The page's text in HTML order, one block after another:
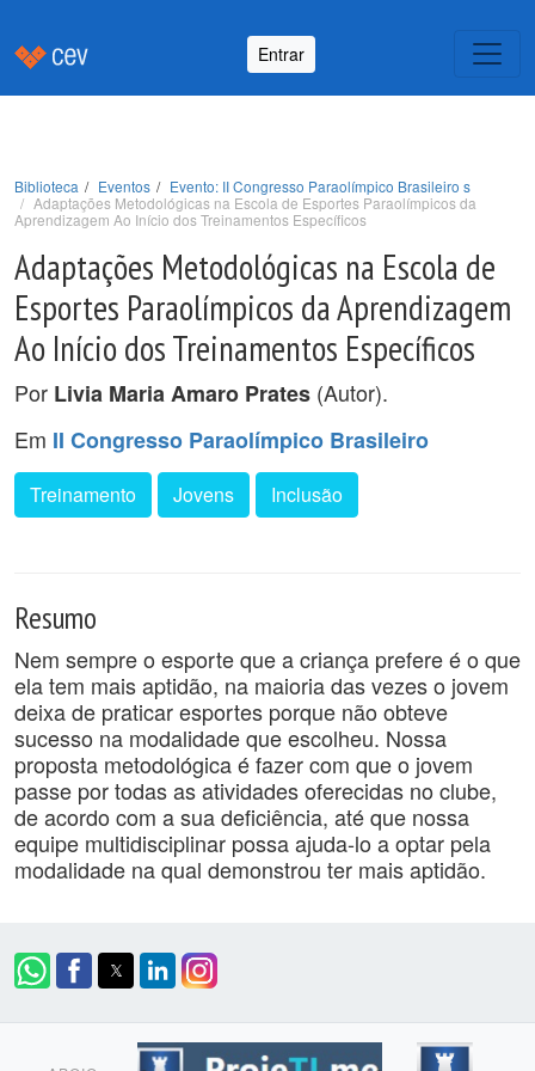
Entrar
Biblioteca Eventos
Evento: II Congresso Paraolímpico Brasileiro s
Adaptações Metodológicas na Escola de Esportes Paraolímpicos da
Aprendizagem Ao Início dos Treinamentos Específicos
Adaptações Metodológicas na Escola de
Esportes Paraolímpicos da Aprendizagem
Ao Início dos Treinamentos Específicos
Por Livia Maria Amaro Prates (Autor).
Em II Congresso Paraolímpico Brasileiro
Treinamento Jovens Inclusão
Resumo
Nem sempre o esporte que a criança prefere é o que
ela tem mais aptidão, na maioria das vezes o jovem
deixa de praticar esportes porque não obteve
sucesso na modalidade que escolheu. Nossa
proposta metodológica é fazer com que o jovem
passe por todas as atividades oferecidas no clube,
de acordo com a sua deficiência, até que nossa
equipe multidisciplinar possa ajuda-lo a optar pela
modalidade na qual demonstrou ter mais aptidão.